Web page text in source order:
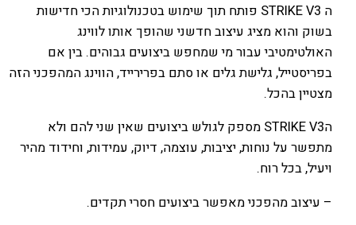
ה STRIKE V3 פותח תוך שימוש בטכנולוגיות הכי חדישות
בשוק והוא מציג עיצוב חדשני שהופך אותו לווינג
האולטימטיבי עבור מי שמחפש ביצועים גבוהים. בין אם
בפריסטייל, גלישת גלים או סתם בפרירייד, הווינג המהפכני הזה
מצטיין בהכל.
הSTRIKE V3 מספק לגולש ביצועים שאין שני להם ולא
מתפשר על נוחות, יציבות, עוצמה, דיוק, עמידות, וחידוד מהיר
ויעיל, בכל רוח.
– עיצוב מהפכני מאפשר ביצועים חסרי תקדים.